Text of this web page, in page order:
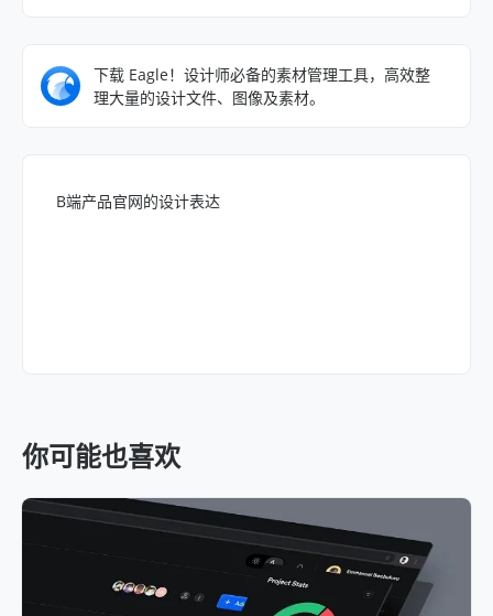
下载 Eagle！设计师必备的素材管理工具，高效整
理大量的设计文件、图像及素材。
B端产品官网的设计表达
你可能也喜欢